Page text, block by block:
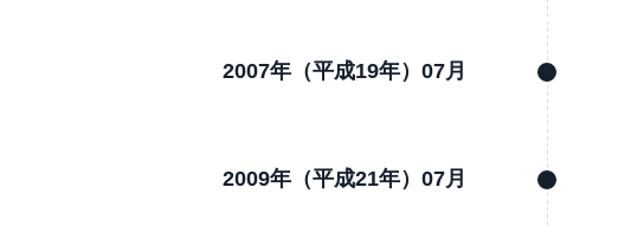
2007年（平成19年）07月
2009年（平成21年）07月